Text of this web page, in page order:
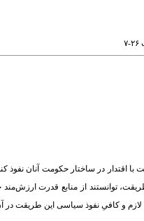
اقتدار در ساختار حکومت آنان نفوذ
توانستند از منابع قدرت
لازم و کافیِ نفوذ سیاسی این طریقت